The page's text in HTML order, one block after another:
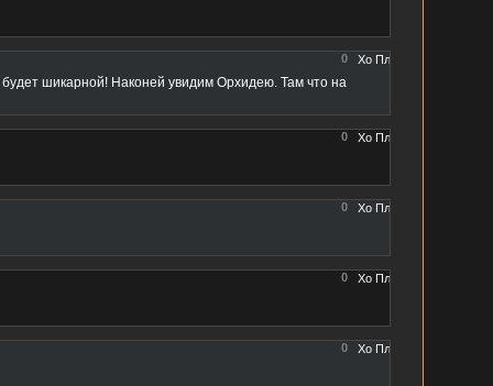
0
шикарной! Наконей увидим Орхидею. Там что на
0
0
0
0